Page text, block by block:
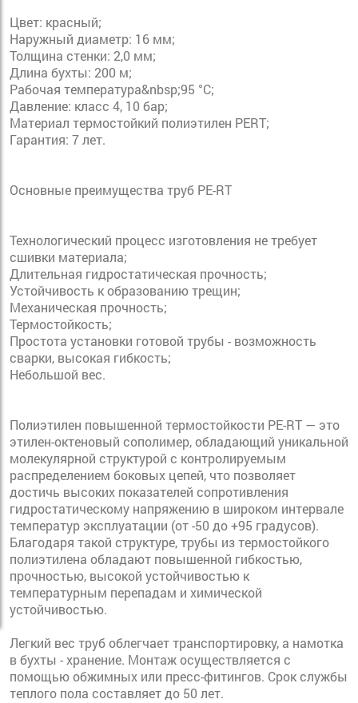
Цвет: красный;
Наружный диаметр: 16 мм;
Толщина стенки: 2,0 мм;
Длина бухты: 200 м;
Рабочая температура&nbsp;95 °C;
Давление: класс 4, 10 бар;
Материал термостойкий полиэтилен PERT;
Гарантия: 7 лет.
Основные преимущества труб PE-RT
Технологический процесс изготовления не требует
сшивки материала;
Длительная гидростатическая прочность;
Устойчивость к образованию трещин;
Механическая прочность;
Термостойкость;
Простота установки готовой трубы - возможность
сварки, высокая гибкость;
Небольшой вес.
Полиэтилен повышенной термостойкости PE-RT — это
этилен-октеновый сополимер, обладающий уникальной
молекулярной структурой с контролируемым
распределением боковых цепей, что позволяет
достичь высоких показателей сопротивления
гидростатическому напряжению в широком интервале
температур эксплуатации (от -50 до +95 градусов).
Благодаря такой структуре, трубы из термостойкого
полиэтилена обладают повышенной гибкостью,
прочностью, высокой устойчивостью к
температурным перепадам и химической
устойчивостью.
Легкий вес труб облегчает транспортировку, а намотка
в бухты - хранение. Монтаж осуществляется с
помощью обжимных или пресс-фитингов. Срок службы
теплого пола составляет до 50 лет.